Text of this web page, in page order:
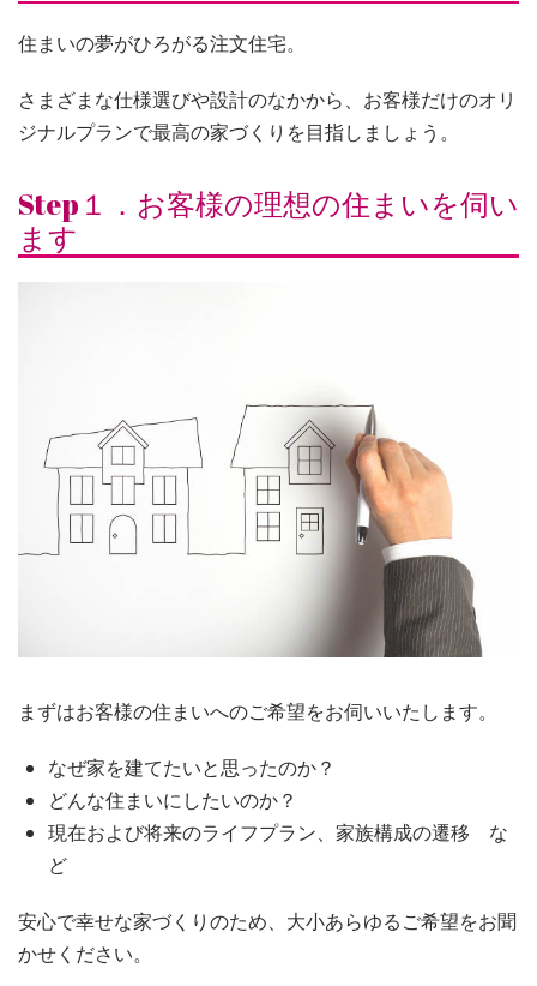
住まいの夢がひろがる注文住宅。
さまざまな仕様選びや設計のなかから、お客様だけのオリ
ジナルプランで最高の家づくりを目指しましょう。
Step１．お客様の理想の住まいを伺い
ます
まずはお客様の住まいへのご希望をお伺いいたします。
なぜ家を建てたいと思ったのか？
どんな住まいにしたいのか？
現在および将来のライフプラン、家族構成の遷移 な
ど
安心で幸せな家づくりのため、大小あらゆるご希望をお聞
かせください。